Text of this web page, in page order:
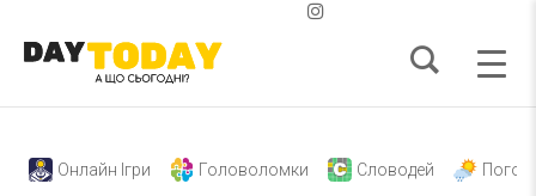
Онлайн Ігри Головоломки Словодей